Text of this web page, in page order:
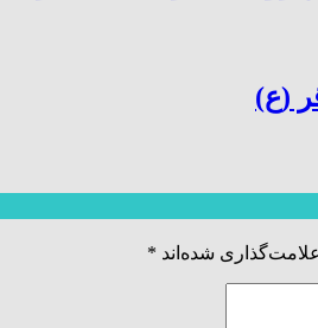
(ع)
شده‌اند *